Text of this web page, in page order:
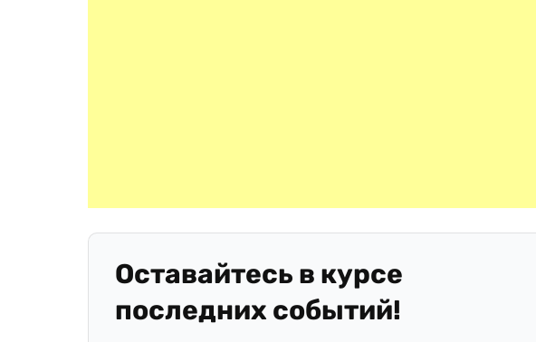
Оставайтесь в курсе
последних событий!